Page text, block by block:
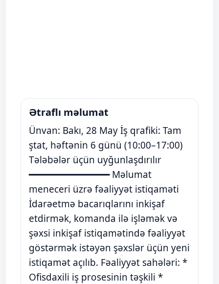
Ətraflı məlumat
Ünvan: Bakı, 28 May İş qrafiki: Tam
ştat, həftənin 6 günü (10:00–17:00)
Tələbələr üçün uyğunlaşdırılır
━━━━━━━━━━━━━━━ Məlumat
meneceri üzrə fəaliyyət istiqaməti
İdarəetmə bacarıqlarını inkişaf
etdirmək, komanda ilə işləmək və
şəxsi inkişaf istiqamətində fəaliyyət
göstərmək istəyən şəxslər üçün yeni
istiqamət açılıb. Fəaliyyət sahələri: *
Ofisdaxili iş prosesinin təşkili *